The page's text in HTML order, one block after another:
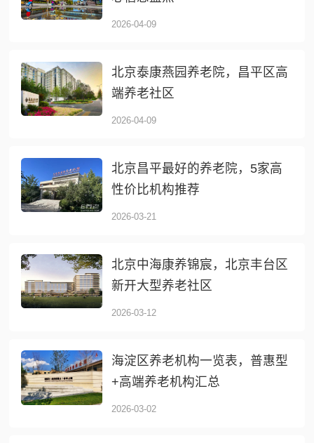
2026-04-09
北京泰康燕园养老院，昌平区高
端养老社区
2026-04-09
北京昌平最好的养老院，5家高
性价比机构推荐
2026-03-21
北京中海康养锦宸，北京丰台区
新开大型养老社区
2026-03-12
海淀区养老机构一览表，普惠型
+高端养老机构汇总
2026-03-02